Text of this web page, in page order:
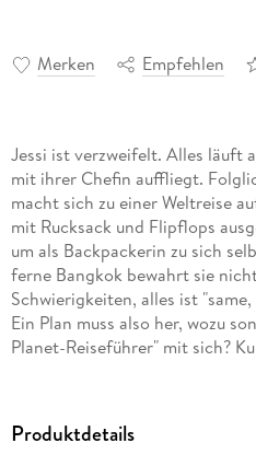
Merken Empfehlen
Jessi ist verzweifelt. Alles läuft
mit ihrer Chefin auffliegt.
macht sich zu einer Weltreise
mit Rucksack und Flipflops
um als Backpackerin zu sich
ferne Bangkok bewahrt sie
Schwierigkeiten, alles ist
Ein Plan muss also her, wozu
Planet-Reiseführer" mit sich?
Gedanken über die Probleme zu
Produktdetails